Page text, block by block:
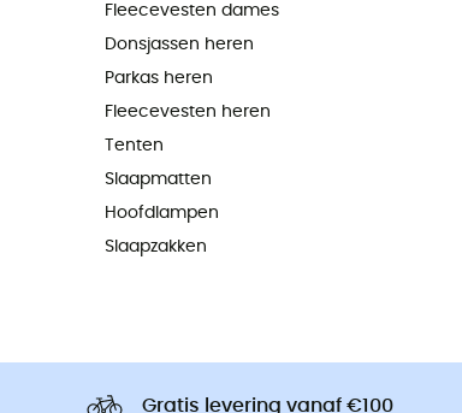
Fleecevesten dames
Donsjassen heren
Parkas heren
Fleecevesten heren
Tenten
Slaapmatten
Hoofdlampen
Slaapzakken
Gratis levering vanaf €100